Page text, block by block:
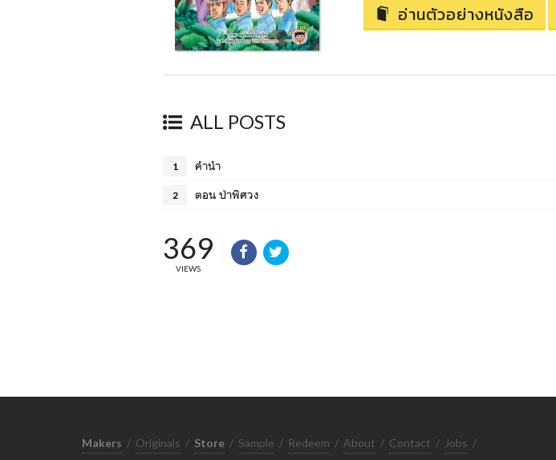
อ่านตัวอย่างหนังสือ
ALL POSTS
1 คำนำ
2 ตอน ป่าพิศวง
369
VIEWS
Makers / Originals / Store / Sample / Redeem / About / Contact / Jobs /